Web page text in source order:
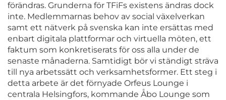
förändras. Grunderna för TFiFs existens ändras dock
inte. Medlemmarnas behov av social växelverkan
samt ett nätverk på svenska kan inte ersättas med
enbart digitala plattformar och virtuella möten, ett
faktum som konkretiserats för oss alla under de
senaste månaderna. Samtidigt bör vi ständigt sträva
till nya arbetssätt och verksamhetsformer. Ett steg i
detta arbete är det förnyade Orfeus Lounge i
centrala Helsingfors, kommande Åbo Lounge som